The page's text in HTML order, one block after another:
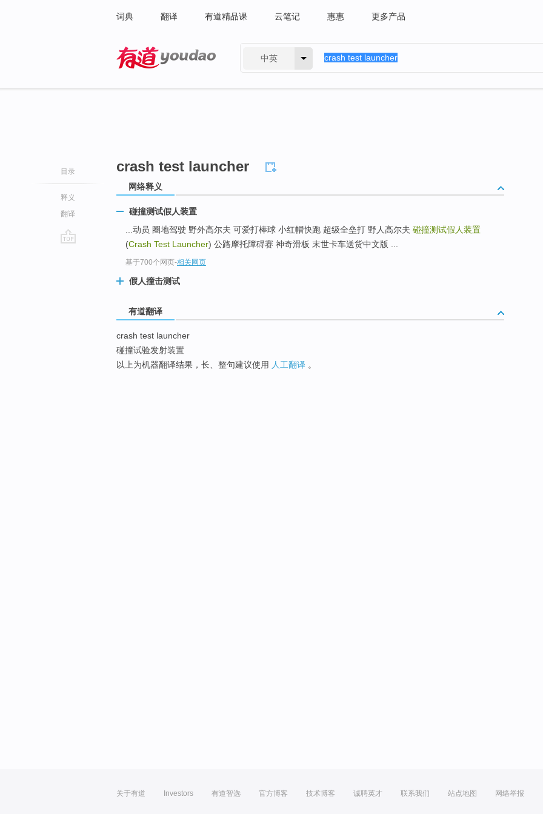
词典 翻译 有道精品课 云笔记 惠惠 更多产品
中英
目录
释义
翻译
crash test launcher
网络释义
碰撞测试假人装置
...动员 圈地驾驶 野外高尔夫 可爱打棒球 小红帽快跑 超级全垒打 野人高尔夫 碰撞测试假人装置
(Crash Test Launcher) 公路摩托障碍赛 神奇滑板 末世卡车送货中文版 ...
基于700个网页-相关网页
假人撞击测试
有道翻译
crash test launcher
碰撞试验发射装置
以上为机器翻译结果，长、整句建议使用 人工翻译 。
关于有道 Investors 有道智选 官方博客 技术博客 诚聘英才 联系我们 站点地图 网络举报